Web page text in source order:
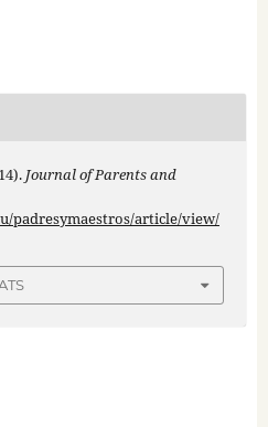
Journal of Parents and
padresymaestros/article/view/